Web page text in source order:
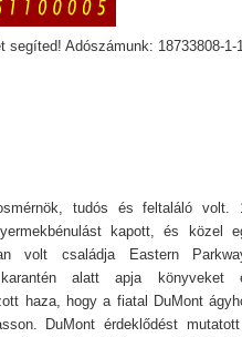
segíted! Adószámunk: 18733808-1-
tudós és feltaláló volt.
kapott, és közel
volt családja Eastern
alatt apja könyveket
haza, hogy a fiatal DuMont
DuMont érdeklődést